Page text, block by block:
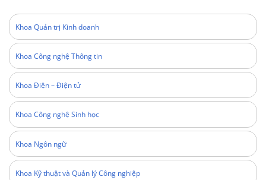
Khoa Quản trị Kinh doanh
Khoa Công nghệ Thông tin
Khoa Điện – Điện tử
Khoa Công nghệ Sinh học
Khoa Ngôn ngữ
Khoa Kỹ thuật và Quản lý Công nghiệp